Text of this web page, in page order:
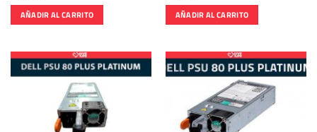
AÑADIR AL CARRITO AÑADIR AL CARRITO